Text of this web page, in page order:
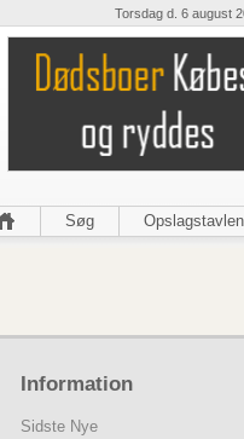
Torsdag d. 6 august
Søg Opslagstavlen
Information
Sidste Nye